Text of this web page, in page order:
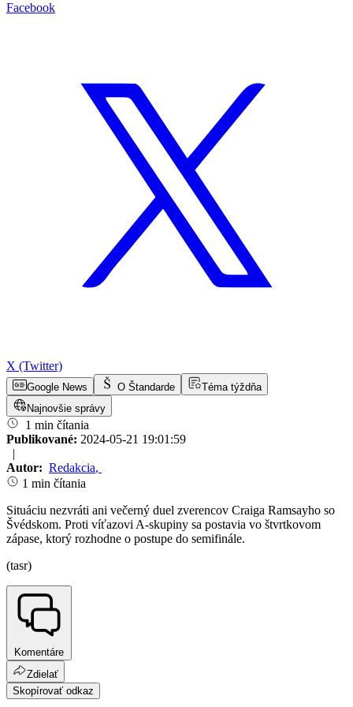
Facebook
X (Twitter)
Google News O Štandarde
Téma týždňa
Najnovšie správy
1 min čítania
Publikované: 2024-05-21 19:01:59
|
Autor: Redakcia,
1 min čítania
Situáciu nezvráti ani večerný duel zverencov Craiga Ramsayho so
Švédskom. Proti víťazovi A-skupiny sa postavia vo štvrtkovom
zápase, ktorý rozhodne o postupe do semifinále.
(tasr)
Komentáre
Zdielať
Skopírovať odkaz